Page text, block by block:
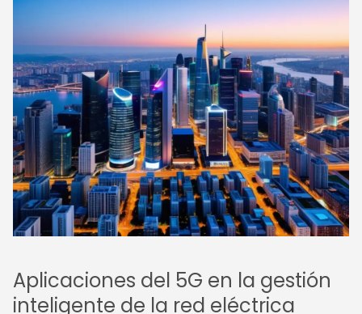
Aplicaciones del 5G en la gestión
inteligente de la red eléctrica